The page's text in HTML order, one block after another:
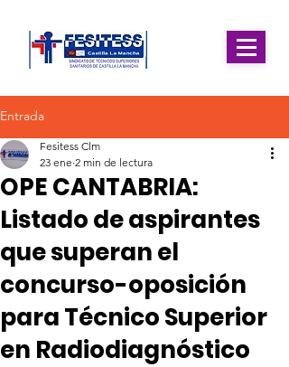
Entrada
OPE CANTABRIA:
Listado de aspirantes
que superan el
concurso-oposición
para Técnico Superior
en Radiodiagnóstico
Fesitess Clm
23 ene 2 min de lectura